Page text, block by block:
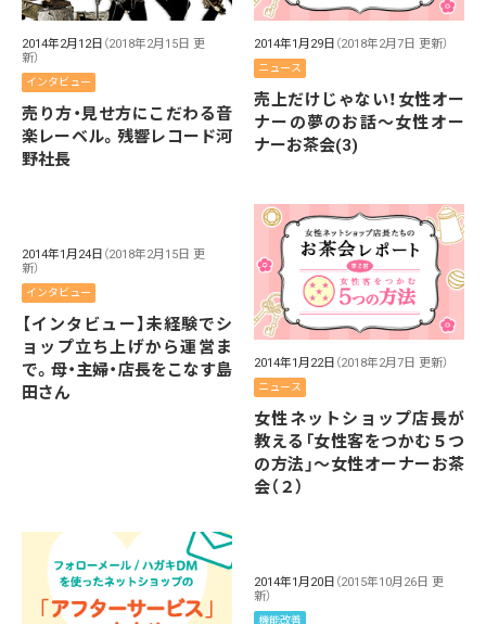
2014年2月12日 （2018年2月15日 更
新）
インタビュー
売り方・見せ方にこだわる音
楽レーベル。残響レコード河
野社長
2014年1月29日 （2018年2月7日 更新）
ニュース
売上だけじゃない！女性オー
ナーの夢のお話～女性オー
ナーお茶会(3)
2014年1月24日 （2018年2月15日 更
新）
インタビュー
【インタビュー】未経験でシ
ョップ立ち上げから運営ま
で。母・主婦・店長をこなす島
田さん
2014年1月22日 （2018年2月7日 更新）
ニュース
女性ネットショップ店長が
教える「女性客をつかむ５つ
の方法」～女性オーナーお茶
会（２）
2014年1月20日 （2015年10月26日 更
新）
機能改善